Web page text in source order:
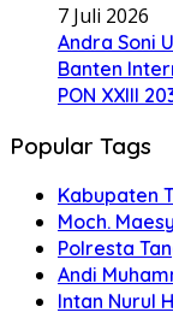
7 Juli 2026
Andra Soni
Banten
PON XXIII
Popular Tags
Kabupaten
Moch.
Polresta
Andi
Intan Nurul